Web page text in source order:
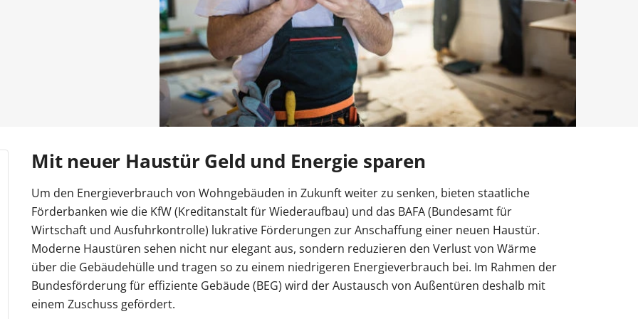
VEKA Fenster Sprossenfenster Fenster mit Rollladen Fenster nach Maß
Entdecken Sie unsere Holz Fensterbänke
Balkontür mit Rollladen Balkontür zweiflügelig Balkontür sichern
Entdecken Sie unsere Schüco-Balkontüren aus
Aluminium
Entdecken Sie unsere Smart-Slide-Schiebetüren
Haustür mit Oberlicht Haustür modern
Entdecken Sie unsere Alu-Haustüren mit Schüco-
Profil
Gelenkarmmarkise Rolladen nachrüsten Pergola Terrasse Terrassenüberdachung
Entdecken Sie unsere Solar-Rollläden
Zäune Kosten
Entdecken Sie unsere Doppeltore
Garagentor Holzoptik
Entdecken Sie unsere Sektionaltore
Carport oder Garage
Entdecken Sie unsere Carports mit Abstellraum
Mit neuer Haustür Geld und Energie sparen
Um den Energieverbrauch von Wohngebäuden in Zukunft weiter zu senken, bieten staatliche
Förderbanken wie die KfW (Kreditanstalt für Wiederaufbau) und das BAFA (Bundesamt für
Wirtschaft und Ausfuhrkontrolle) lukrative Förderungen zur Anschaffung einer neuen Haustür.
Moderne Haustüren sehen nicht nur elegant aus, sondern reduzieren den Verlust von Wärme
über die Gebäudehülle und tragen so zu einem niedrigeren Energieverbrauch bei. Im Rahmen der
Bundesförderung für effiziente Gebäude (BEG) wird der Austausch von Außentüren deshalb mit
einem Zuschuss gefördert.